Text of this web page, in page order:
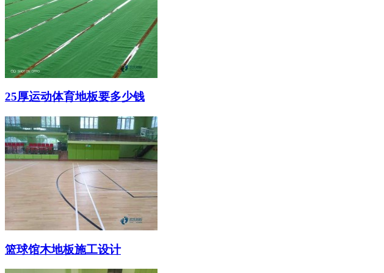
25厚运动体育地板要多少钱
篮球馆木地板施工设计